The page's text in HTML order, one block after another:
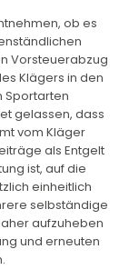
ob es
Vorsteuerabzug
Klägers in den
Sportarten
gelassen, dass
vom Kläger
als Entgelt
ist, auf die
einheitlich
selbständige
aufzuheben
und erneuten